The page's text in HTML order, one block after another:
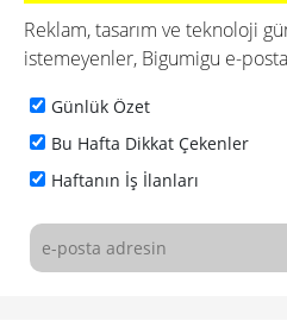
Reklam, tasarım ve teknoloji
istemeyenler, Bigumigu e-
Günlük Özet
Bu Hafta Dikkat Çekenler
Haftanın İş İlanları